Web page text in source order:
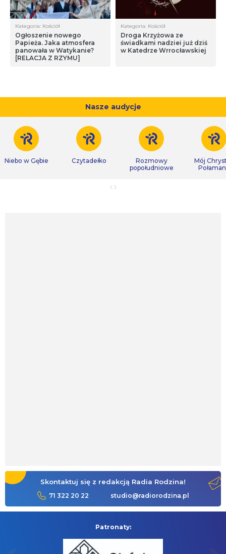
Kategoria: Kościół
Ogłoszenie nowego
Papieża. Jaka atmosfera
panowała w Watykanie?
[RELACJA Z RZYMU]
Kategoria: Kościół
Droga Krzyżowa ze
świadkami nadziei już dziś
w Katedrze Wrrocławskiej
Nasze audycje
Niebo w Gębie Czytadełko
Rozmowy
popołudniowe
Mój
Skontaktuj się z redakcją Radia Rodzina!
71 322 20 22 studio@radiorodzina.pl
Patronaty: